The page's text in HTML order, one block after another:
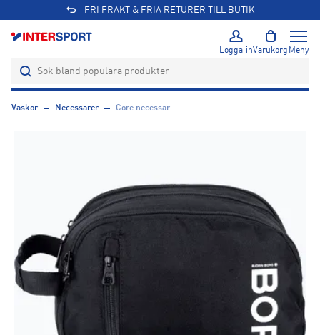
FRI FRAKT & FRIA RETURER TILL BUTIK
Logga inVarukorg Meny
Väskor Necessärer Core necessär